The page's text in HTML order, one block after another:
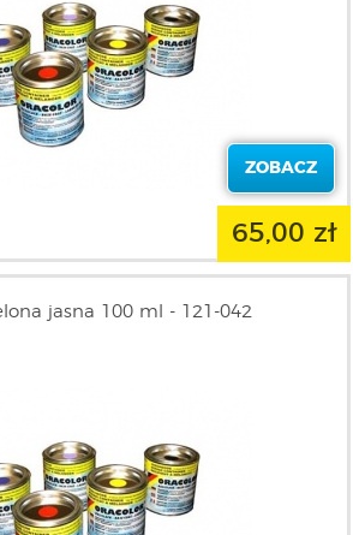
ZOBACZ
65,00 zł
jasna 100 ml - 121-042